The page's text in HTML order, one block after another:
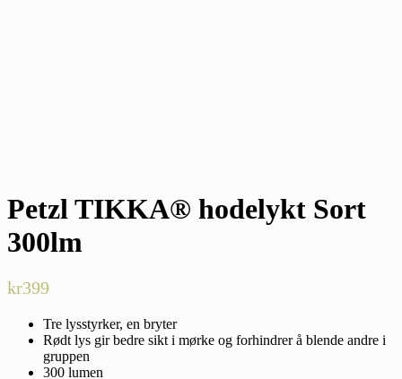
Petzl TIKKA® hodelykt Sort
300lm
kr399
Tre lysstyrker, en bryter
Rødt lys gir bedre sikt i mørke og forhindrer å blende andre i
gruppen
300 lumen